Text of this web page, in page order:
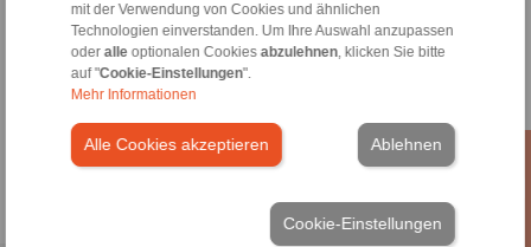
mit der Verwendung von Cookies und ähnlichen
Technologien einverstanden. Um Ihre Auswahl anzupassen
oder alleoptionalen Cookies abzulehnen, klicken Sie bitte
auf "Cookie-Einstellungen".
Mehr Informationen
Alle Cookies akzeptieren Ablehnen
Cookie-Einstellungen
DE [723 kB]
EN [931 kB]